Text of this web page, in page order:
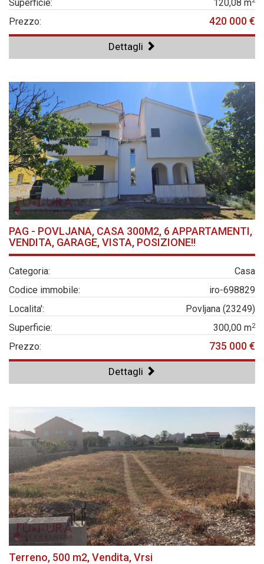
Superficie: 120,08 m
Prezzo: 420 000 €
Dettagli
PAG - POVLJANA, CASA 300M2, 6 APPARTAMENTI,
VENDITA, GARAGE, VISTA, POSIZIONE!!
Categoria:
Casa
Codice immobile:
iro-698829
Localita':
Povljana (23249)
Superficie:
300,00 m2
Prezzo: 735 000 €
Dettagli
Terreno, 500 m2, Vendita, Vrsi